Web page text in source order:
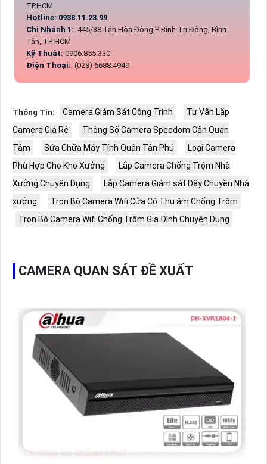
TP.HCM
Hotline: 0938.11.23.99
Chi Nhánh 1: 445/38 Tân Hòa Đông,P Bình Trị Đông, Bình
Tân, TP HCM
Kỹ Thuật: 0906.855.330
Điện Thoại: (028) 6688.4949
Thông Tin: Camera Giám Sát Công Trình
Tư Vấn Lắp
Camera Giá Rẻ
Thông Số Camera Speedom Cần Quan
Tâm
Sửa Chữa Máy Tính Quận Tân Phú
Loại Camera
Phù Hợp Cho Kho Xưởng
Lắp Camera Chống Trộm Nhà
Xưởng Chuyên Dụng
Lắp Camera Giám sát Dây Chuyền Nhà
xưởng
Trọn Bộ Camera Wifi Cửa Có Thu âm Chống Trộm
Trọn Bộ Camera Wifi Chống Trộm Gia Đình Chuyên Dụng
CAMERA QUAN SÁT ĐỀ XUẤT